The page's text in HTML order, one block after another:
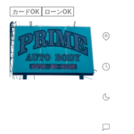
カードOK ローンOK